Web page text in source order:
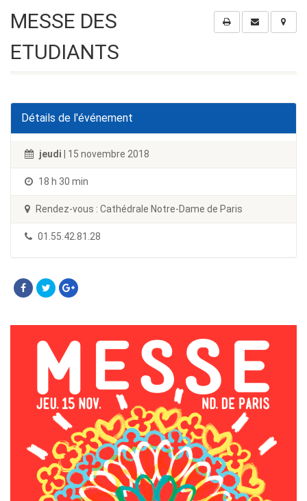
MESSE DES
ETUDIANTS
Détails de l'événement
jeudi | 15 novembre 2018
18 h 30 min
Rendez-vous : Cathédrale Notre-Dame de Paris
01.55.42.81.28